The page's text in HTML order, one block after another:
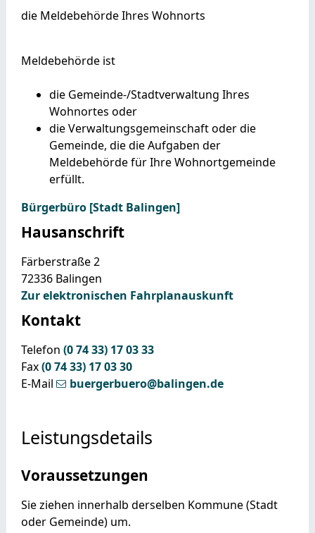
die Meldebehörde Ihres Wohnorts
Meldebehörde ist
die Gemeinde-/Stadtverwaltung Ihres
Wohnortes oder
die Verwaltungsgemeinschaft oder die
Gemeinde, die die Aufgaben der
Meldebehörde für Ihre Wohnortgemeinde
erfüllt.
Bürgerbüro [Stadt Balingen]
Hausanschrift
Färberstraße 2
72336 Balingen
Zur elektronischen Fahrplanauskunft
Kontakt
Telefon (07433) 170333
Fax(07433) 170330
E-Mail
buergerbuero@balingen.de
Leistungsdetails
Voraussetzungen
Sie ziehen innerhalb derselben Kommune (Stadt
oder Gemeinde) um.